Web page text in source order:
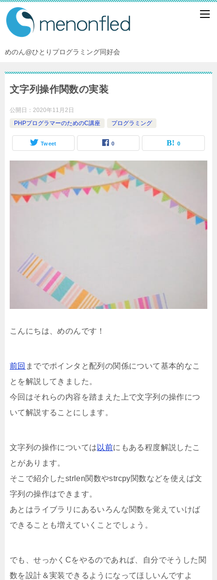
めのん@ひとりプログラミング同好会
文字列操作関数の実装
公開日： 2020年11月2日
PHPプログラマーのためのC講座
プログラミング
Tweet 0 0
こんにちは、めのんです！
前回 まででポインタと配列の関係について基本的なこ
とを解説してきました。
今回はそれらの内容を踏まえた上で文字列の操作につ
いて解説することにします。
文字列の操作については 以前にもある程度解説したこ
とがあります。
そこで紹介したstrlen関数やstrcpy関数などを使えば文
字列の操作はできます。
あとはライブラリにあるいろんな関数を覚えていけば
できることも増えていくことでしょう。
でも、せっかくCをやるのであれば、自分でそうした関
数を設計＆実装できるようになってほしいんですよ